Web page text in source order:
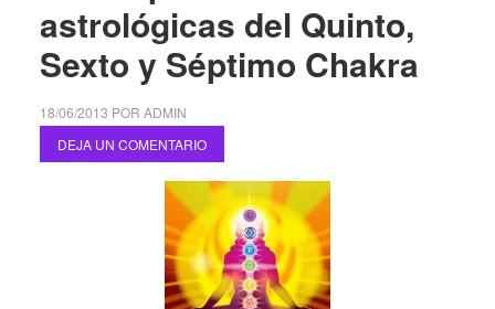
astrológicas del Quinto,
Sexto y Séptimo Chakra
18/06/2013 POR ADMIN
DEJA UN COMENTARIO